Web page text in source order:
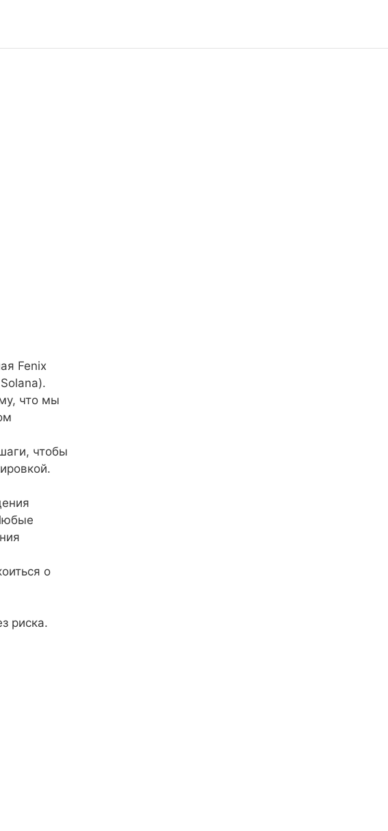
Fenix
что мы
чтобы
о
риска.